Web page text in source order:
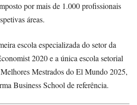
por mais de 1.000 profissionais
áreas.
escola especializada do setor da
2020 e a única escola setorial
Mestrados do El Mundo 2025,
Business School de referência.